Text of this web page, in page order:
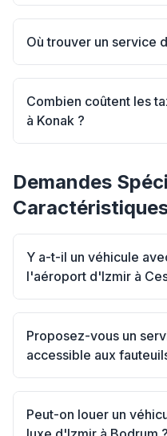
Où trouver un service
Combien coûtent les
à Konak ?
Demandes
Y a-t-il un véhicule
l'aéroport d'Izmir à
Proposez-vous un
accessible aux
Peut-on louer un